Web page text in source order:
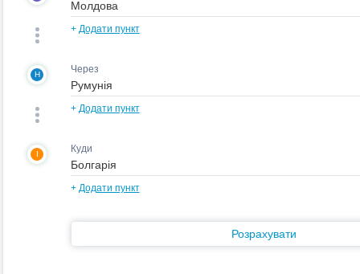
+ Додати пункт
H Через
+ Додати пункт
I Куди
+ Додати пункт
Розрахувати